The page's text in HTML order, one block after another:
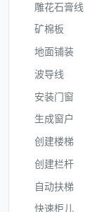
雕花石膏线
矿棉板
地面铺装
波导线
安装门窗
生成窗户
创建楼梯
创建栏杆
自动扶梯
快速柜儿